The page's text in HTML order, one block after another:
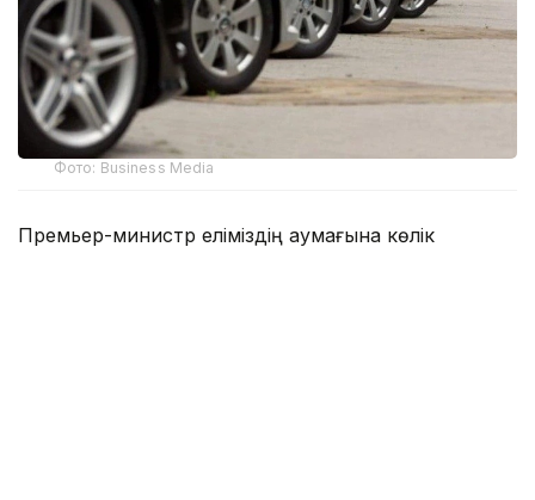
Фото: Business Media
Премьер-министр еліміздің аумағына көлік